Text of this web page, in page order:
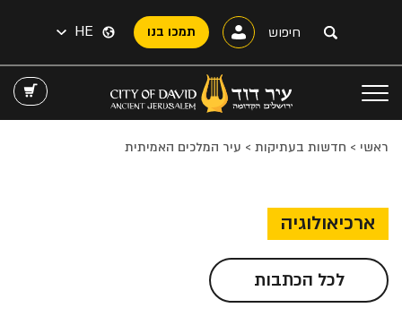
תמכו בנו HE
ראשי > חדשות בעתיקות > עיר המלכים האמיתית
ארכיאולוגיה
לכל הכתבות